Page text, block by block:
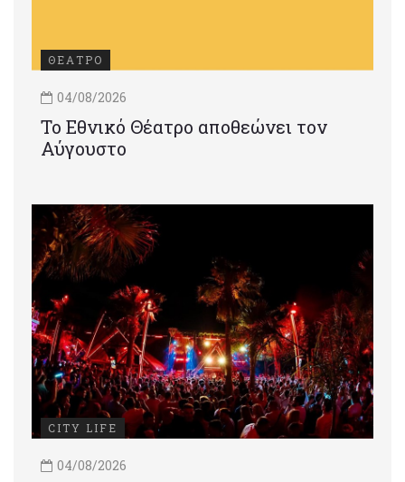
ΘΕΑΤΡΟ
04/08/2026
Το Εθνικό Θέατρο αποθεώνει τον
Αύγουστο
CITY LIFE
04/08/2026